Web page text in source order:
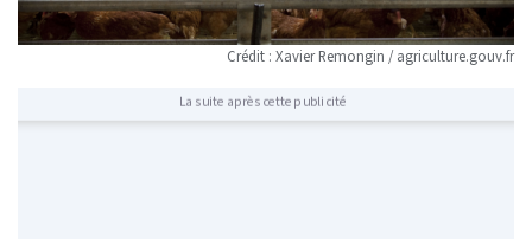
Crédit : Xavier Remongin / agriculture.gouv.fr
La suite après cette publicité